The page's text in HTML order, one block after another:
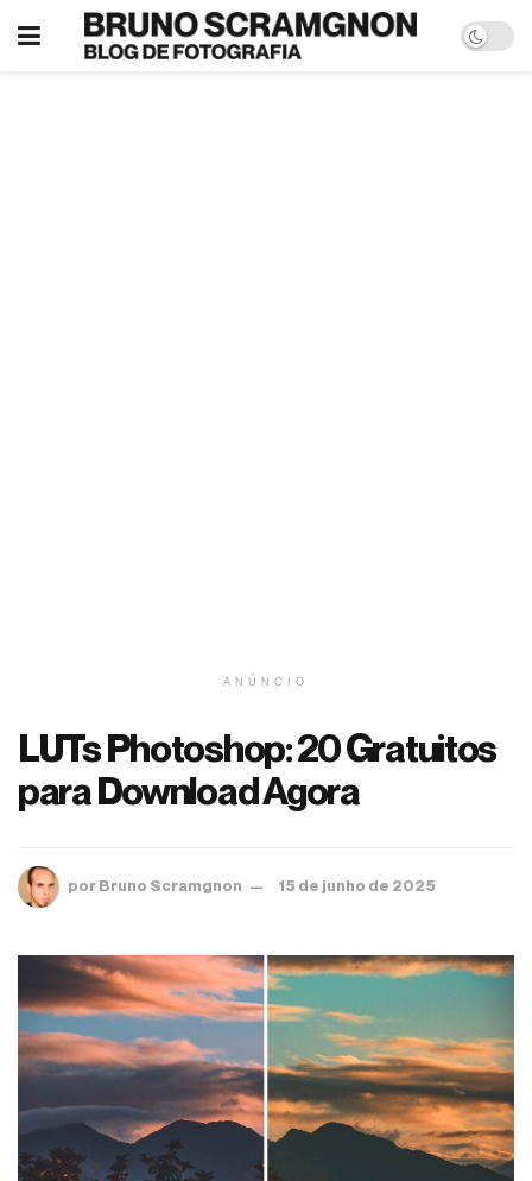
ANÚNCIO
LUTs Photoshop: 20 Gratuitos
para Download Agora
porBruno Scramgnon 15 de junho de 2025